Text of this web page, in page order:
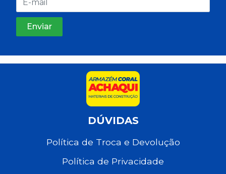
DÚVIDAS
Política de Troca e Devolução
Política de Privacidade